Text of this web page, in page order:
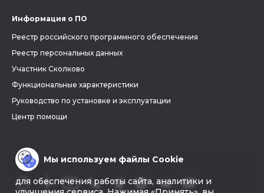
Информация о ПО
Реестр российского программного обеспечения
Реестр персональных данных
Участник Сколково
Функциональные характеристики
Руководство по установке и эксплуатации
Центр помощи
Мы используем файлы Cookie
для обеспечения работы сайта, аналитики и